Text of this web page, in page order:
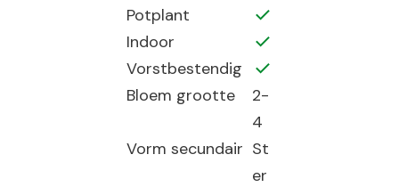
Potplant
Indoor
Vorstbestendig
Bloem grootte
2-
4
Vorm secundair St
er